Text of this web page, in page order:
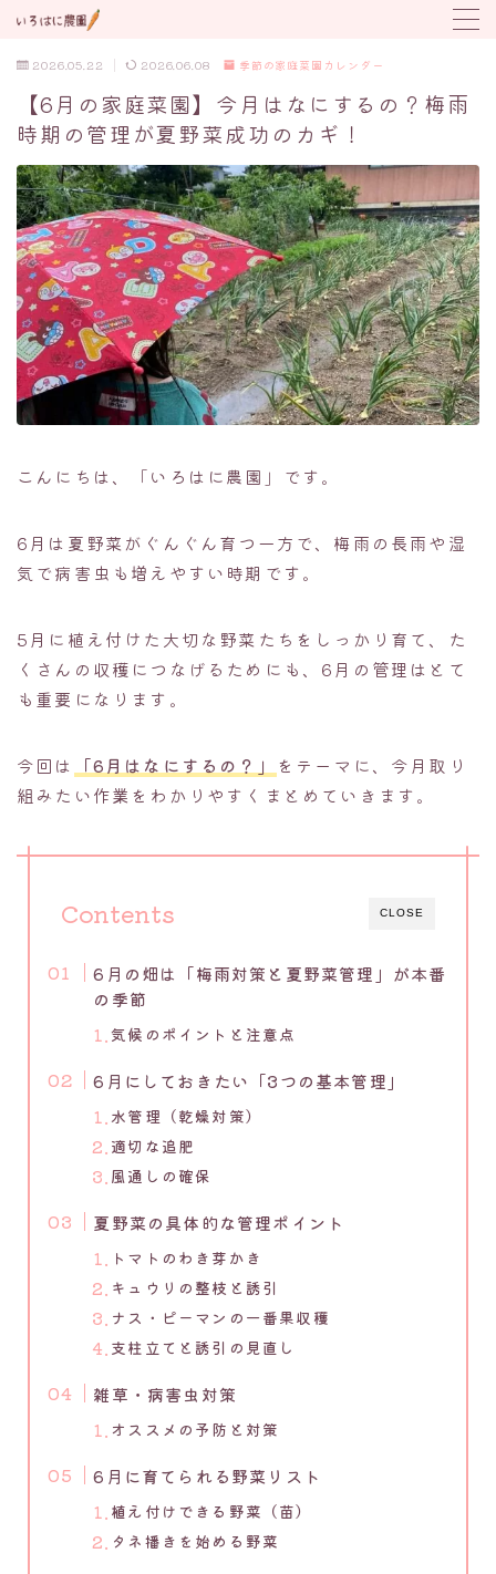
トラブル対応
植付け時期カレンダー
2026.05.22 2026.06.08 季節の家庭菜園カレンダー
【6月の家庭菜園】今月はなにするの？梅雨
時期の管理が夏野菜成功のカギ！
こんにちは、「いろはに農園」です。
6月は夏野菜がぐんぐん育つ一方で、梅雨の長雨や湿
気で病害虫も増えやすい時期です。
5月に植え付けた大切な野菜たちをしっかり育て、た
くさんの収穫につなげるためにも、6月の管理はとて
も重要になります。
今回は 「6月はなにするの？」 をテーマに、今月取り
組みたい作業をわかりやすくまとめていきます。
CLOSE
Contents
6月の畑は「梅雨対策と夏野菜管理」が本番
の季節
気候のポイントと注意点
6月にしておきたい「3つの基本管理」
水管理（乾燥対策）
適切な追肥
風通しの確保
夏野菜の具体的な管理ポイント
トマトのわき芽かき
キュウリの整枝と誘引
ナス・ピーマンの一番果収穫
支柱立てと誘引の見直し
雑草・病害虫対策
オススメの予防と対策
6月に育てられる野菜リスト
植え付けできる野菜（苗）
タネ播きを始める野菜